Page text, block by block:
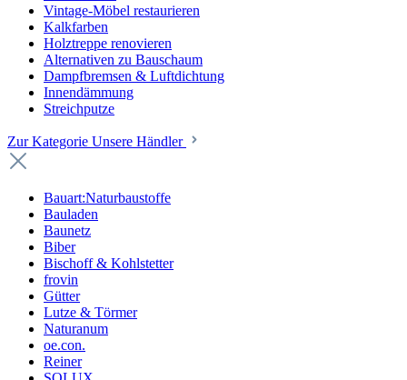
Vintage-Möbel restaurieren
Kalkfarben
Holztreppe renovieren
Alternativen zu Bauschaum
Dampfbremsen & Luftdichtung
Innendämmung
Streichputze
Zur Kategorie Unsere Händler
Bauart:Naturbaustoffe
Bauladen
Baunetz
Biber
Bischoff & Kohlstetter
frovin
Gütter
Lutze & Törmer
Naturanum
oe.con.
Reiner